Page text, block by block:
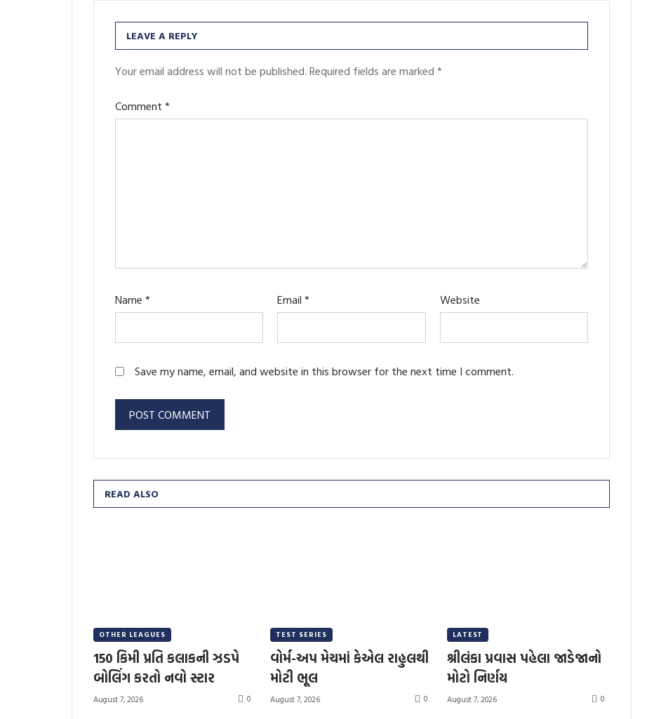
LEAVE A REPLY
Your email address will not be published. Required fields are marked *
Comment *
Name * Email* Website
Save my name, email, and website in this browser for the next time I comment.
READ ALSO
OTHER LEAGUES
150 કિમી પ્રતિ કલાકની ઝડપે
બોલિંગ કરતો નવો સ્ટાર
August 7, 2026 0
TEST SERIES
વોર્મ-અપ મેચમાં કેએલ રાહુલથી
મોટી ભૂલ
August 7, 2026 0
LATEST
શ્રીલંકા પ્રવાસ પહેલા જાડેજાનો
મોટો નિર્ણય
August 7, 2026 0